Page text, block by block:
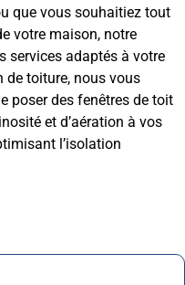
que vous souhaitiez tout
votre maison, notre
services adaptés à votre
de toiture, nous vous
poser des fenêtres de toit
et d’aération à vos
l’isolation